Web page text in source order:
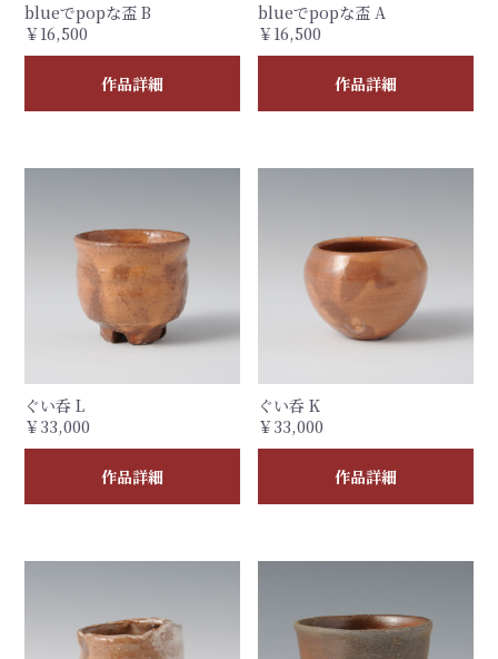
blueでpopな盃 B
￥16,500
作品詳細
blueでpopな盃 A
￥16,500
作品詳細
ぐい呑 L
￥33,000
作品詳細
ぐい呑 K
￥33,000
作品詳細